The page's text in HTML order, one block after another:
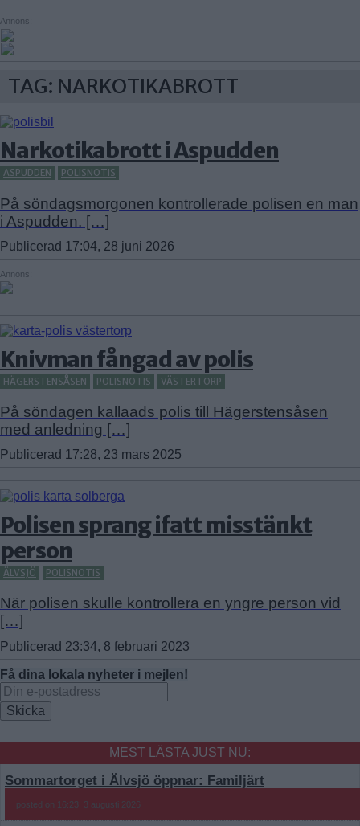
ENSKEDEFÄLTET
HAGSÄTRA
HÖGDALEN
RÅGSVED
STUREBY
ÅRSTA
FARSTANÄSET
FARSTA STRAND
GUBBÄNGEN
HÖKARÄNGEN
LARSBODA
SKÖNDAL
SVEDMYRA (DEL AV)
Annons:
TAG: NARKOTIKABROTT
Narkotikabrott i Aspudden
ASPUDDEN POLISNOTIS
På söndagsmorgonen kontrollerade polisen en man
i Aspudden. […]
Publicerad 17:04, 28 juni 2026
Annons:
Knivman fångad av polis
HÄGERSTENSÅSEN POLISNOTIS VÄSTERTORP
På söndagen kallaads polis till Hägerstensåsen
med anledning […]
Publicerad 17:28, 23 mars 2025
Polisen sprang ifatt misstänkt
person
ÄLVSJÖ POLISNOTIS
När polisen skulle kontrollera en yngre person vid
[…]
Publicerad 23:34, 8 februari 2023
Få dina lokala nyheter i mejlen!
MEST LÄSTA JUST NU:
Sommartorget i Älvsjö öppnar: Familjärt
posted on 16:23, 3 augusti 2026